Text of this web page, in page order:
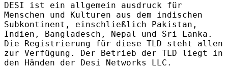
DESI
ist ein allgemein ausdruck für
Menschen und Kulturen aus dem indischen
Subkontinent, einschließlich Pakistan,
Indien, Bangladesch, Nepal und Sri Lanka.
Die Registrierung für diese TLD steht allen
zur Verfügung. Der Betrieb der TLD liegt in
den Händen der Desi Networks LLC .